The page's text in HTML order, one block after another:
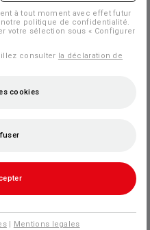
à tout moment avec effet futur
notre politique de confidentialité.
votre sélection sous « Configurer
consulter la déclaration de
cookies
| Mentions legales